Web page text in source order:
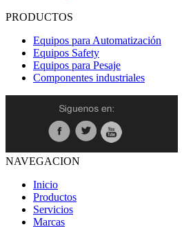
PRODUCTOS
Equipos para Automatización
Equipos Safety
Equipos para Pesaje
Componentes industriales
NAVEGACION
Inicio
Productos
Servicios
Marcas